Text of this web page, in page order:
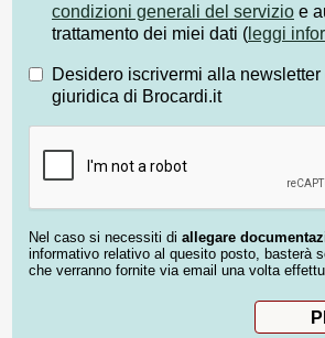
condizioni generali del servizio e
trattamento dei miei dati ( leggi
Desidero iscrivermi alla
giuridica di Brocardi.it
Nel caso si necessiti di allegare
informativo relativo al quesito posto, basterà
che verranno fornite via email una volta